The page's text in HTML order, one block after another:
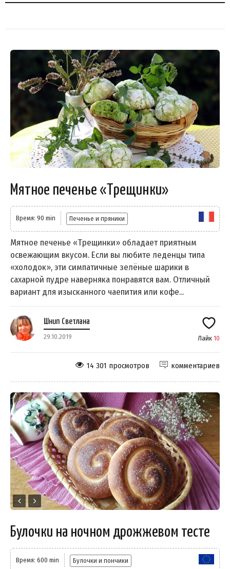
Мятное печенье «Трещинки»
Время: 90 min Печенье и пряники
Мятное печенье «Трещинки» обладает приятным
освежающим вкусом. Если вы любите леденцы типа
«холодок», эти симпатичные зелёные шарики в
сахарной пудре наверняка понравятся вам. Отличный
вариант для изысканного чаепития или кофе...
Шнип Светлана
29.10.2019 Лайк 10
комментариев
14 301 просмотров
Булочки на ночном дрожжевом тесте
Время: 600 min Булочки и пончики